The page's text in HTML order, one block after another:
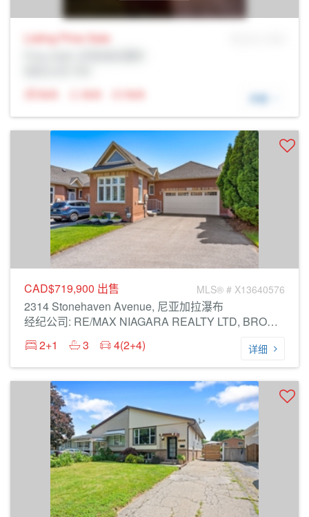
Listing Price Sale
N/A
N/A N/A 详细
CAD$719,900 出售 MLS® # X13640576
2314 Stonehaven Avenue, 尼亚加拉瀑布
经纪公司: RE/MAX NIAGARA REALTY LTD, BROKERAGE
2+1
3 4(2+4) 详细